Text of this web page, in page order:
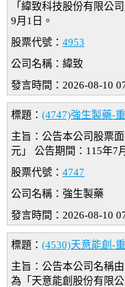
「緯致科技股份有限公
9月1日。
股票代號： 4953
公司名稱：緯致
發言時間：2026-08-10
標題： (4747)強生製藥-
主旨：公告本公司股票
元」 公告期間：115年7
股票代號： 4747
公司名稱：強生製藥
發言時間：2026-08-10
標題： (4530)天意能創-
主旨：公告本公司名稱
為「天意能創股份有限